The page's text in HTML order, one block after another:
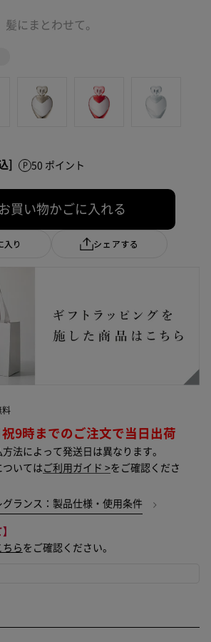
にまとわせて。
50 ポイント
お買い物かごに入れる
入り シェアする
料
9時までのご注文で当日出荷
法によって発送日は異なります。
ついては ご利用ガイド >をご確認くださ
グランス：製品仕様・使用条件
ちら をご確認ください。